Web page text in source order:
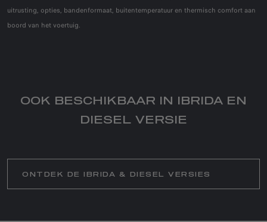
uitrusting, opties, bandenformaat, buitentemperatuur en thermisch comfort aan
boord van het voertuig.
OOK BESCHIKBAAR IN IBRIDA EN
DIESEL VERSIE
ONTDEK DE IBRIDA & DIESEL VERSIES